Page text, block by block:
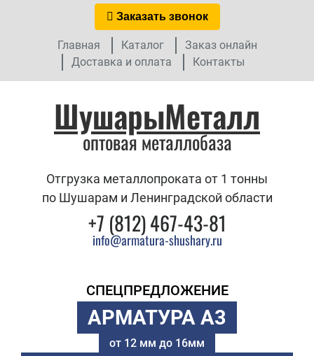
Заказать звонок
Главная Каталог
Заказ онлайн
Доставка и оплата
Контакты
ШушарыМеталл
оптовая металлобаза
Отгрузка металлопроката от 1 тонны
по Шушарам и Ленинградской области
+7 (812) 467-43-81
info@armatura-shushary.ru
СПЕЦПРЕДЛОЖЕНИЕ
АРМАТУРА А3
от 12 мм до 16мм